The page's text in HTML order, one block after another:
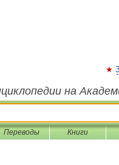
на
Переводы Книги